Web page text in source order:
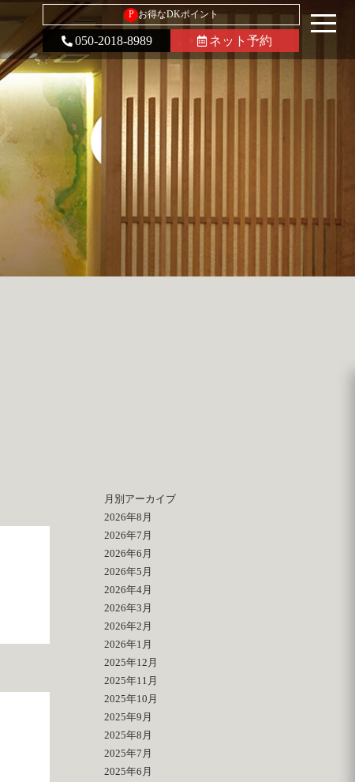
P お得なDKポイント
050-2018-8989 ネット予約
月別アーカイブ
2026年8月
2026年7月
2026年6月
2026年5月
2026年4月
2026年3月
2026年2月
2026年1月
2025年12月
2025年11月
2025年10月
2025年9月
2025年8月
2025年7月
2025年6月